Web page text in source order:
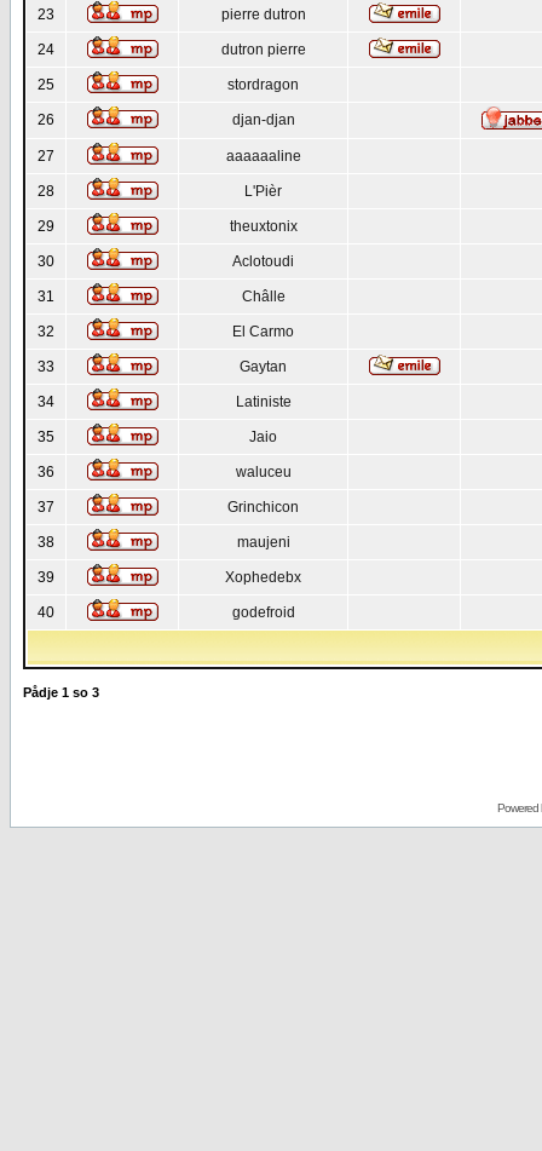
23 pierre dutron
24 dutron pierre
25 stordragon
26 djan-djan
27 aaaaaaline
28 L'Pièr
29 theuxtonix
30 Aclotoudi
31 Châlle
32 El Carmo
33 Gaytan
34 Latiniste
35 Jaio
36 waluceu
37 Grinchicon
38 maujeni
39 Xophedebx
40 godefroid
Pådje 1 so 3
Powered